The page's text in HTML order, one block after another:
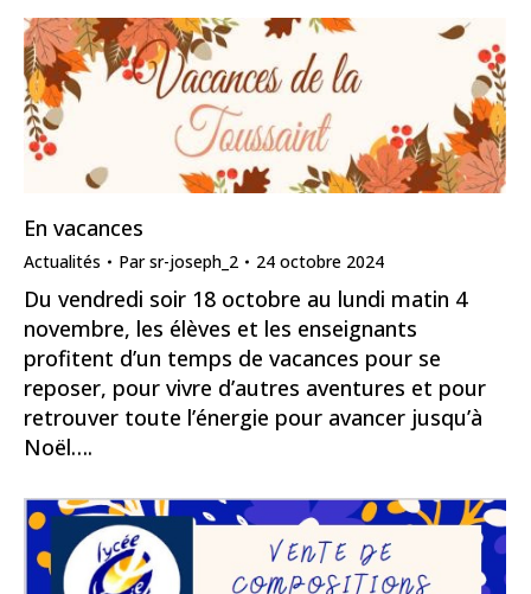
En vacances
Actualités Parsr-joseph_2 24 octobre 2024
Du vendredi soir 18 octobre au lundi matin 4
novembre, les élèves et les enseignants
profitent d’un temps de vacances pour se
reposer, pour vivre d’autres aventures et pour
retrouver toute l’énergie pour avancer jusqu’à
Noël….